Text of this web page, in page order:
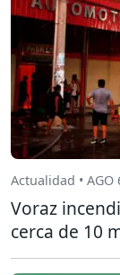
Actualidad • AGO
Voraz
cerca de 10